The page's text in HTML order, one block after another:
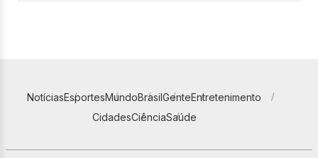
NotíciasEsportesMundoBrasilGenteEntretenimento
CidadesCiênciaSaúde